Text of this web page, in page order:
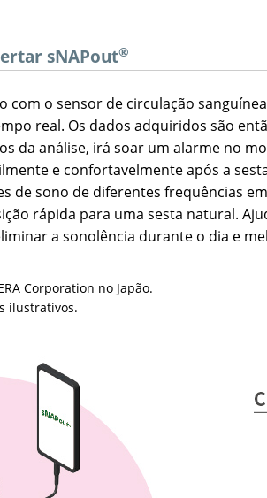
sNAPout®
o sensor de circulação
real. Os dados adquiridos são
da análise, irá soar um alarme no
e confortavelmente após a
de sono de diferentes frequências
rápida para uma sesta natural.
a sonolência durante o dia e
Corporation no Japão.
ilustrativos.